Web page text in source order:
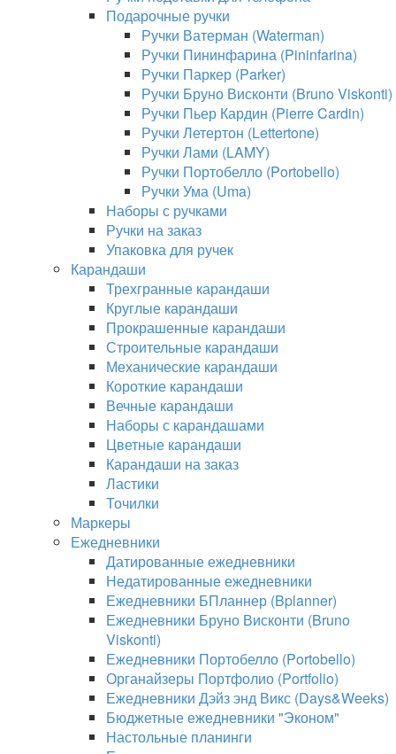
Подарочные ручки
Ручки Ватерман (Waterman)
Ручки Пининфарина (Pininfarina)
Ручки Паркер (Parker)
Ручки Бруно Висконти (Bruno Viskonti)
Ручки Пьер Кардин (Pierre Cardin)
Ручки Летертон (Lettertone)
Ручки Лами (LAMY)
Ручки Портобелло (Portobello)
Ручки Ума (Uma)
Наборы с ручками
Ручки на заказ
Упаковка для ручек
Карандаши
Трехгранные карандаши
Круглые карандаши
Прокрашенные карандаши
Строительные карандаши
Механические карандаши
Короткие карандаши
Вечные карандаши
Наборы с карандашами
Цветные карандаши
Карандаши на заказ
Ластики
Точилки
Маркеры
Ежедневники
Датированные ежедневники
Недатированные ежедневники
Ежедневники БПланнер (Bplanner)
Ежедневники Бруно Висконти (Bruno
Viskonti)
Ежедневники Портобелло (Portobello)
Органайзеры Портфолио (Portfolio)
Ежедневники Дэйз энд Викс (Days&Weeks)
Бюджетные ежедневники "Эконом"
Настольные планинги